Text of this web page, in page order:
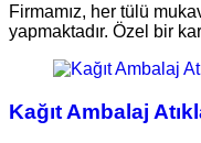
Firmamız, her tülü
yapmaktadır. Özel bir
Kağıt Ambalaj